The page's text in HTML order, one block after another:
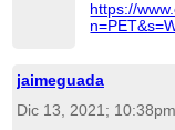
https://
jaimeguada
Dic 13, 2021; 10:38pm